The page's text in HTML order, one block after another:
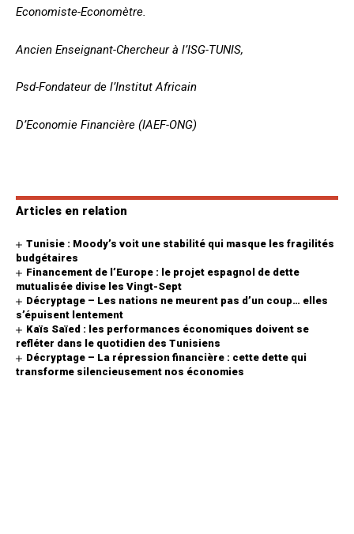
Economiste-Economètre.
Ancien Enseignant-Chercheur à l’ISG-TUNIS,
Psd-Fondateur de l’Institut Africain
D’Economie Financière (IAEF-ONG)
Articles en relation
Tunisie : Moody’s voit une stabilité qui masque les fragilités
budgétaires
Financement de l’Europe : le projet espagnol de dette
mutualisée divise les Vingt-Sept
Décryptage – Les nations ne meurent pas d’un coup… elles
s’épuisent lentement
Kaïs Saïed : les performances économiques doivent se
refléter dans le quotidien des Tunisiens
Décryptage – La répression financière : cette dette qui
transforme silencieusement nos économies